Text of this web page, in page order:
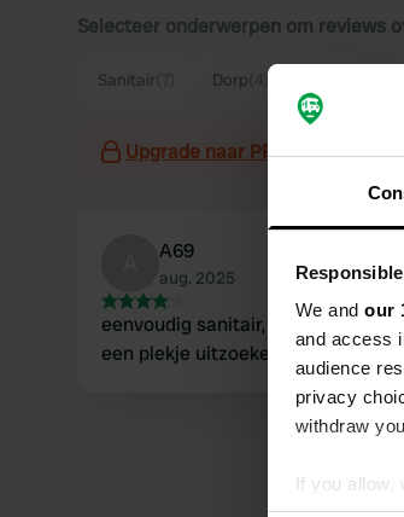
We and our
and access
audience
privacy
withdraw
If you allow,
Selecteer onderwerpen om reviews
Sanitair Dorp (4)
Upgrade naar PRO+ voor het
A69
aug. 2025
eenvoudig sanitair, maar alles is
een plekje uitzoeken.